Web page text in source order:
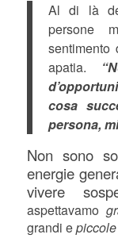
Al di là
persone
sentimento
apatia.
cosa
persona,
Non sono
energie
vivere
aspettavamo
grandi e